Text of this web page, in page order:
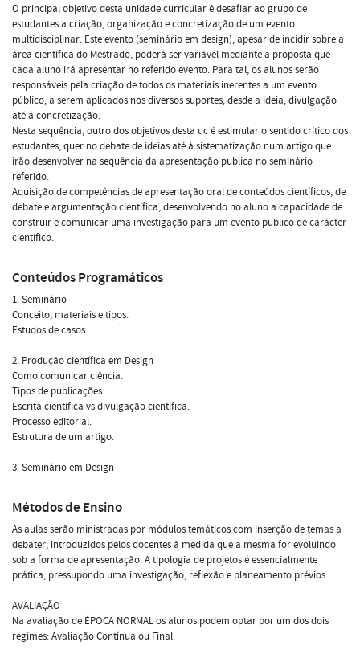
O principal objetivo desta unidade curricular é desafiar ao grupo de
estudantes a criação, organização e concretização de um evento
multidisciplinar. Este evento (seminário em design), apesar de incidir sobre a
área científica do Mestrado, poderá ser variável mediante a proposta que
cada aluno irá apresentar no referido evento. Para tal, os alunos serão
responsáveis pela criação de todos os materiais inerentes a um evento
público, a serem aplicados nos diversos suportes, desde a ideia, divulgação
até à concretização.
Nesta sequência, outro dos objetivos desta uc é estimular o sentido critico dos
estudantes, quer no debate de ideias até à sistematização num artigo que
irão desenvolver na sequência da apresentação publica no seminário
referido.
Aquisição de competências de apresentação oral de conteúdos científicos, de
debate e argumentação científica, desenvolvendo no aluno a capacidade de:
construir e comunicar uma investigação para um evento publico de carácter
científico.
Conteúdos Programáticos
1. Seminário
Conceito, materiais e tipos.
Estudos de casos.
2. Produção científica em Design
Como comunicar ciência.
Tipos de publicações.
Escrita científica vs divulgação científica.
Processo editorial.
Estrutura de um artigo.
3. Seminário em Design
Métodos de Ensino
As aulas serão ministradas por módulos temáticos com inserção de temas a
debater, introduzidos pelos docentes à medida que a mesma for evoluindo
sob a forma de apresentação. A tipologia de projetos é essencialmente
prática, pressupondo uma investigação, reflexão e planeamento prévios.
AVALIAÇÃO
Na avaliação de ÉPOCA NORMAL os alunos podem optar por um dos dois
regimes: Avaliação Contínua ou Final.